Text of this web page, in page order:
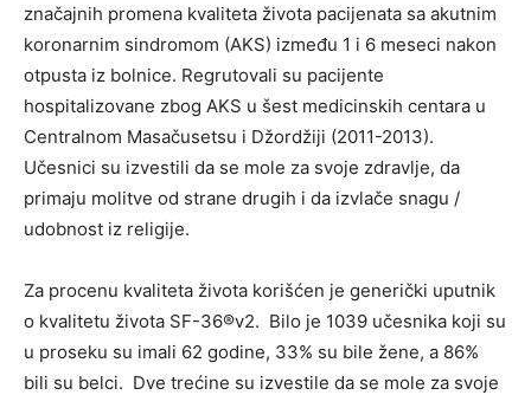
značajnih promena kvaliteta života pacijenata sa akutnim
koronarnim sindromom (AKS) između 1 i 6 meseci nakon
otpusta iz bolnice. Regrutovali su pacijente
hospitalizovane zbog AKS u šest medicinskih centara u
Centralnom Masačusetsu i Džordžiji (2011-2013).
Učesnici su izvestili da se mole za svoje zdravlje, da
primaju molitve od strane drugih i da izvlače snagu /
udobnost iz religije.
Za procenu kvaliteta života korišćen je generički uputnik
o kvalitetu života SF-36®v2. Bilo je 1039 učesnika koji su
u proseku su imali 62 godine, 33% su bile žene, a 86%
bili su belci. Dve trećine su izvestile da se mole za svoje